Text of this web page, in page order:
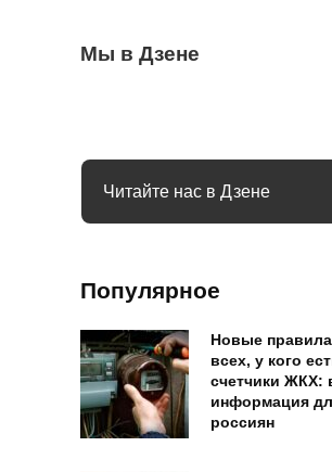
Мы в Дзене
Когда можно выезжать на
переход, а когда нужно ждать: что
Бывший продавец выдала уловки
Семьи в России получат до 200
Читайте нас в Дзене
Популярное
Новые
всех, у кого
счетчики ЖКХ:
информация
россиян